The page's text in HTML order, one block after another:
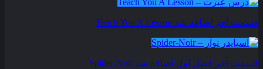
قسمت آخر اضافه شد Teach You A Lesson
قسمت آخر فصل اول اضافه شد Spider-Noir